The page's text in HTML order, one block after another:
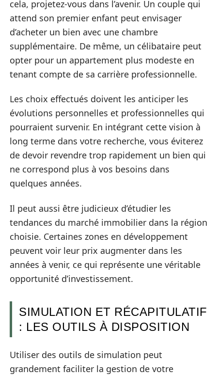
cela, projetez-vous dans l’avenir. Un couple qui
attend son premier enfant peut envisager
d’acheter un bien avec une chambre
supplémentaire. De même, un célibataire peut
opter pour un appartement plus modeste en
tenant compte de sa carrière professionnelle.
Les choix effectués doivent les anticiper les
évolutions personnelles et professionnelles qui
pourraient survenir. En intégrant cette vision à
long terme dans votre recherche, vous éviterez
de devoir revendre trop rapidement un bien qui
ne correspond plus à vos besoins dans
quelques années.
Il peut aussi être judicieux d’étudier les
tendances du marché immobilier dans la région
choisie. Certaines zones en développement
peuvent voir leur prix augmenter dans les
années à venir, ce qui représente une véritable
opportunité d’investissement.
SIMULATION ET RÉCAPITULATIF
: LES OUTILS À DISPOSITION
Utiliser des outils de simulation peut
grandement faciliter la gestion de votre